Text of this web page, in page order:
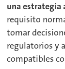
una
requisito
tomar
regulatorios y
compatibles